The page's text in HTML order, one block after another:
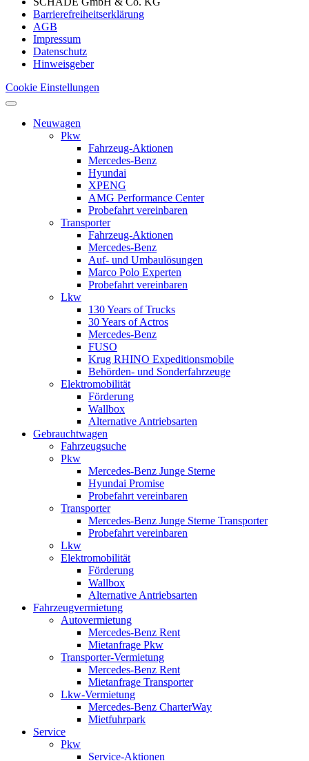
Barrierefreiheitserklärung
AGB
Impressum
Datenschutz
Hinweisgeber
Cookie Einstellungen
Neuwagen
Pkw
Fahrzeug-Aktionen
Mercedes-Benz
Hyundai
XPENG
AMG Performance Center
Probefahrt vereinbaren
Transporter
Fahrzeug-Aktionen
Mercedes-Benz
Auf- und Umbaulösungen
Marco Polo Experten
Probefahrt vereinbaren
Lkw
130 Years of Trucks
30 Years of Actros
Mercedes-Benz
FUSO
Krug RHINO Expeditionsmobile
Behörden- und Sonderfahrzeuge
Elektromobilität
Förderung
Wallbox
Alternative Antriebsarten
Gebrauchtwagen
Fahrzeugsuche
Pkw
Mercedes-Benz Junge Sterne
Hyundai Promise
Probefahrt vereinbaren
Transporter
Mercedes-Benz Junge Sterne Transporter
Probefahrt vereinbaren
Lkw
Elektromobilität
Förderung
Wallbox
Alternative Antriebsarten
Fahrzeugvermietung
Autovermietung
Mercedes-Benz Rent
Mietanfrage Pkw
Transporter-Vermietung
Mercedes-Benz Rent
Mietanfrage Transporter
Lkw-Vermietung
Mercedes-Benz CharterWay
Mietfuhrpark
Service
Pkw
Service-Aktionen